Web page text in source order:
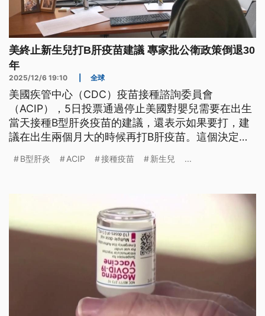
美終止新生兒打B肝疫苗建議 專家批公衛政策倒退30
年
2025/12/6 19:10 全球
美國疾管中心（CDC）疫苗接種諮詢委員會
（ACIP），5日投票通過停止美國對嬰兒需要在出生
當天接種B型肝炎疫苗的建議，還表示如果要打，建
議在出生兩個月大的時候再打B肝疫苗。這個決定，
衛政策倒退30年，憂心會有更多嬰幼兒感染B型肝
B型肝炎 ACIP 接種疫苗 新生兒 ...